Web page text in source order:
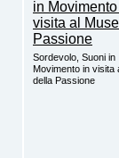
Sordevolo, Suoni in
Movimento in visita
della Passione